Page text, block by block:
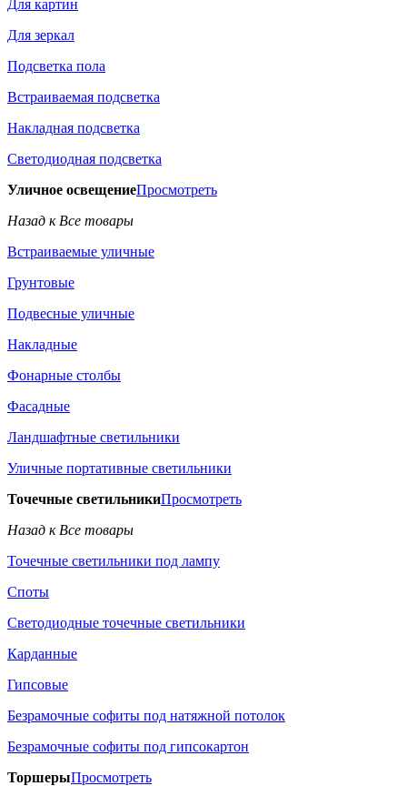
Для картин
Для зеркал
Подсветка пола
Встраиваемая подсветка
Накладная подсветка
Светодиодная подсветка
Уличное освещениеПросмотреть
Назад к Все товары
Встраиваемые уличные
Грунтовые
Подвесные уличные
Накладные
Фонарные столбы
Фасадные
Ландшафтные светильники
Уличные портативные светильники
Точечные светильникиПросмотреть
Назад к Все товары
Точечные светильники под лампу
Споты
Светодиодные точечные светильники
Карданные
Гипсовые
Безрамочные софиты под натяжной потолок
Безрамочные софиты под гипсокартон
ТоршерыПросмотреть